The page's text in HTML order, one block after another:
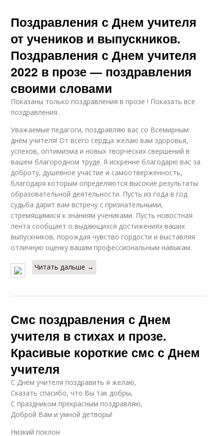
Поздравления с Днем учителя
от учеников и выпускников.
Поздравления с Днем учителя
2022 в прозе — поздравления
своими словами
Показаны только поздравления в прозе ! Показать все
поздравления .
Уважаемые педагоги, поздравляю вас со Всемирным
днём учителя! От всего сердца желаю вам здоровья,
успехов, оптимизма и новых творческих свершений в
вашем благородном труде. Я искренне благодарю вас за
доброту, душевное участие и самоотверженность,
благодаря которым определяются высокие результаты
образовательной деятельности. Пусть из года в год
судьба дарит вам встречу с признательными,
стремящимися к знаниям учениками. Пусть новостная
лента сообщает о выдающихся достижениях ваших
выпускников, порождая чувство гордости и выставляя
отличную оценку вашим профессиональным навыкам.
Читать дальше →
Смс поздравления с Днем
учителя в стихах и прозе.
Красивые короткие смс с Днем
учителя
С Днем учителя поздравить я желаю,
Сказать спасибо, что Вы так добры,
С праздником прекрасным поздравляю,
Доброй Вам и умной детворы!
Низкий поклон